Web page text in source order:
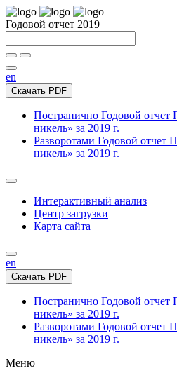
Годовой отчет 2019
en
Скачать PDF
Постранично Годовой
никель» за 2019 г.
Разворотами Годовой
никель» за 2019 г.
Интерактивный анализ
Центр загрузки
Карта сайта
en
Скачать PDF
Постранично Годовой
никель» за 2019 г.
Разворотами Годовой
никель» за 2019 г.
Меню